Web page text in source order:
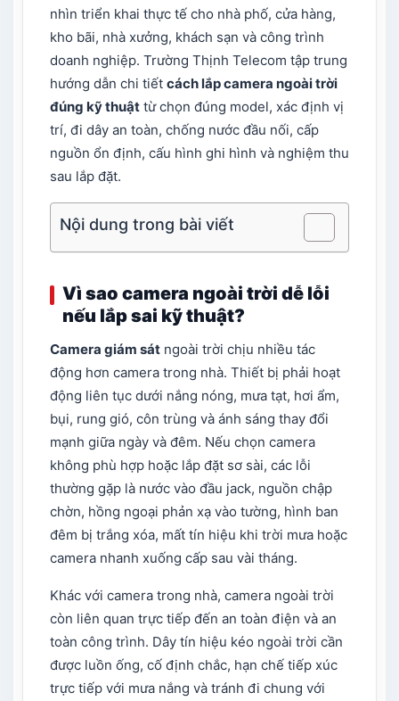
nhìn triển khai thực tế cho nhà phố, cửa hàng,
kho bãi, nhà xưởng, khách sạn và công trình
doanh nghiệp. Trường Thịnh Telecom tập trung
hướng dẫn chi tiết cách lắp camera ngoài trời
đúng kỹ thuật từ chọn đúng model, xác định vị
trí, đi dây an toàn, chống nước đầu nối, cấp
nguồn ổn định, cấu hình ghi hình và nghiệm thu
sau lắp đặt.
Nội dung trong bài viết
Vì sao camera ngoài trời dễ lỗi
nếu lắp sai kỹ thuật?
Camera giám sát ngoài trời chịu nhiều tác
động hơn camera trong nhà. Thiết bị phải hoạt
động liên tục dưới nắng nóng, mưa tạt, hơi ẩm,
bụi, rung gió, côn trùng và ánh sáng thay đổi
mạnh giữa ngày và đêm. Nếu chọn camera
không phù hợp hoặc lắp đặt sơ sài, các lỗi
thường gặp là nước vào đầu jack, nguồn chập
chờn, hồng ngoại phản xạ vào tường, hình ban
đêm bị trắng xóa, mất tín hiệu khi trời mưa hoặc
camera nhanh xuống cấp sau vài tháng.
Khác với camera trong nhà, camera ngoài trời
còn liên quan trực tiếp đến an toàn điện và an
toàn công trình. Dây tín hiệu kéo ngoài trời cần
được luồn ống, cố định chắc, hạn chế tiếp xúc
trực tiếp với mưa nắng và tránh đi chung với